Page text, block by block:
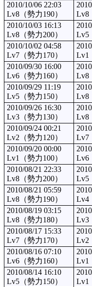
2010/10/06 22:03
Lv8（勢力190）
Lv8
2010/10/03 16:13
Lv8（勢力200）
Lv5
2010/10/02 04:58
Lv7（勢力170）
Lv1
2010/09/30 16:00
Lv6（勢力160）
Lv8
2010/09/29 11:19
Lv5（勢力150）
Lv8
2010/09/26 16:30
Lv3（勢力130）
Lv8
2010/09/24 00:21
Lv2（勢力120）
Lv7
2010/09/20 00:00
Lv1（勢力100）
Lv6
2010/08/21 22:33
Lv8（勢力200）
Lv5
2010/08/21 05:59
Lv8（勢力190）
Lv4
2010/08/19 03:15
Lv8（勢力180）
Lv3
2010/08/17 15:33
Lv7（勢力170）
Lv2
2010/08/16 07:10
Lv6（勢力160）
Lv1
2010/08/14 16:10
Lv5（勢力150）
Lv1